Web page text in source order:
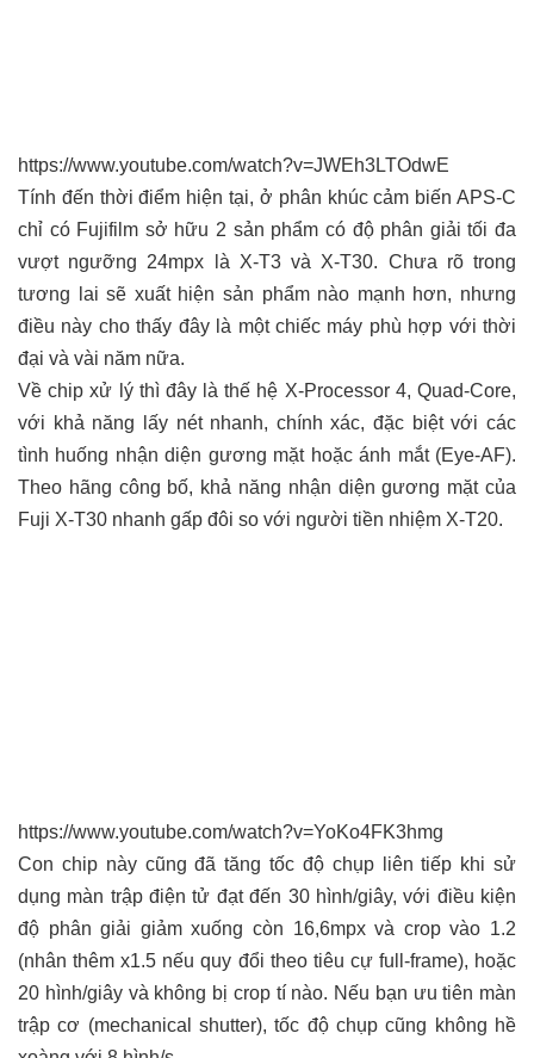
https://www.youtube.com/watch?v=JWEh3LTOdwE
Tính đến thời điểm hiện tại, ở phân khúc cảm biến APS-C
chỉ có Fujifilm sở hữu 2 sản phẩm có độ phân giải tối đa
vượt ngưỡng 24mpx là X-T3 và X-T30. Chưa rõ trong
tương lai sẽ xuất hiện sản phẩm nào mạnh hơn, nhưng
điều này cho thấy đây là một chiếc máy phù hợp với thời
đại và vài năm nữa.
Về chip xử lý thì đây là thế hệ X-Processor 4, Quad-Core,
với khả năng lấy nét nhanh, chính xác, đặc biệt với các
tình huống nhận diện gương mặt hoặc ánh mắt (Eye-AF).
Theo hãng công bố, khả năng nhận diện gương mặt của
Fuji X-T30 nhanh gấp đôi so với người tiền nhiệm X-T20.
https://www.youtube.com/watch?v=YoKo4FK3hmg
Con chip này cũng đã tăng tốc độ chụp liên tiếp khi sử
dụng màn trập điện tử đạt đến 30 hình/giây, với điều kiện
độ phân giải giảm xuống còn 16,6mpx và crop vào 1.2
(nhân thêm x1.5 nếu quy đổi theo tiêu cự full-frame), hoặc
20 hình/giây và không bị crop tí nào. Nếu bạn ưu tiên màn
trập cơ (mechanical shutter), tốc độ chụp cũng không hề